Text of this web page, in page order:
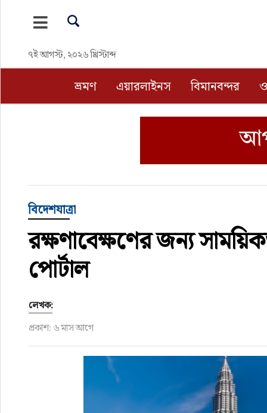
৭ই আগস্ট, ২০২৬ খ্রিস্টাব্দ
এয়ারলাইনস
বিমানবন্দর
বিদেশযাত্রা
প্রবাস
হজ-ওমরাহ
ভিডিও
ভ্রমণ এয়ারলাইনস বিমানবন্দর
বিদেশযাত্রা
রক্ষণাবেক্ষণের জন্য
পোর্টাল
লেখক:
প্রকাশ: ৬ মাস আগে